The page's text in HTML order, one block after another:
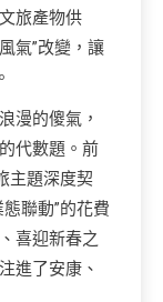
旅產物供
氣”改變，讓
漫的傻氣，
代數題。前
主題深度契
聯動”的花費
喜迎新春之
進了安康、